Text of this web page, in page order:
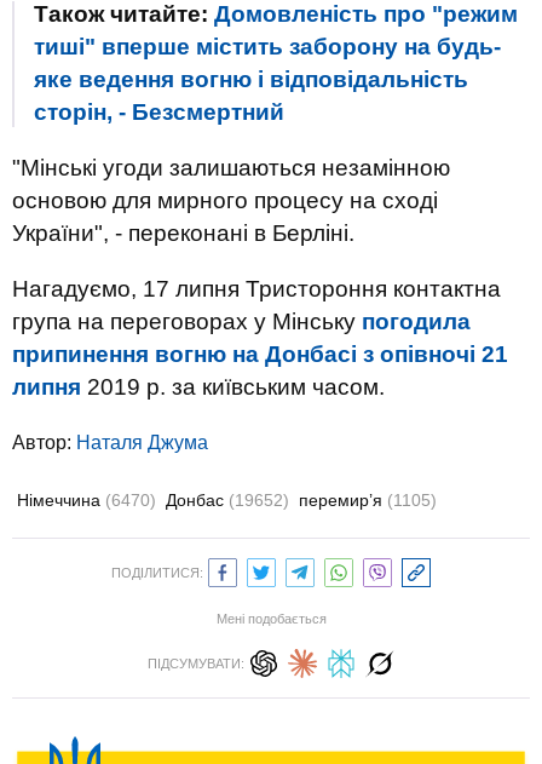
Також читайте: Домовленість про "режим
тиші" вперше містить заборону на будь-
яке ведення вогню і відповідальність
сторін, - Безсмертний
"Мінські угоди залишаються незамінною
основою для мирного процесу на сході
України", - переконані в Берліні.
Нагадуємо, 17 липня Тристороння контактна
група на переговорах у Мінську погодила
припинення вогню на Донбасі з опівночі 21
липня 2019 р. за київським часом.
Автор: Наталя Джума
Німеччина (6470) Донбас (19652) перемир’я (1105)
ПОДІЛИТИСЯ:
Мені подобається
ПІДСУМУВАТИ: